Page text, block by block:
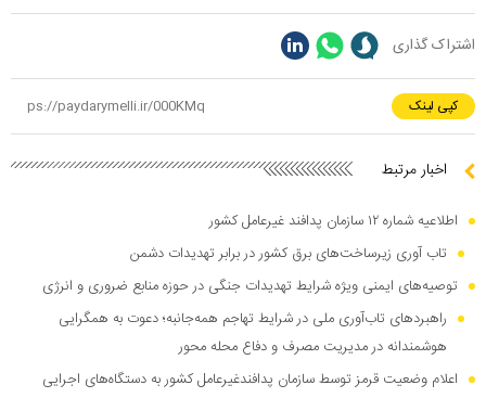
اشتراک گذاری
کپی لینک
اخبار مرتبط
اطلاعیه شماره ۱۲ سازمان پدافند غیرعامل کشور
تاب آوری زیرساخت‌های برق کشور در برابر تهدیدات دشمن
توصیه‌های ایمنی ویژه شرایط تهدیدات جنگی در حوزه منابع ضروری و انرژی
راهبرد‌های تاب‌آوری ملی در شرایط تهاجم همه‌جانبه؛ دعوت به همگرایی
هوشمندانه در مدیریت مصرف و دفاع محله محور
اعلام وضعیت قرمز توسط سازمان پدافندغیرعامل کشور به دستگاه‌های اجرایی